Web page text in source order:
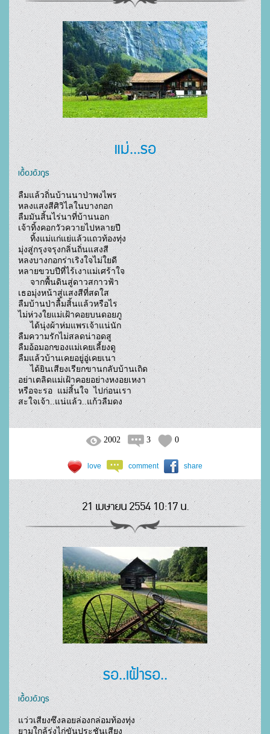
แม่...รอ
เอื้องอังกูร
ลืมแล้วถิ่นบ้านนาป่าพงไพร
หลงแสงสีศิวิไลในบางกอก
ลืมมันสิ้นไร่นาที่บ้านนอก
เจ้าทิ้งคอกวัวควายไปหลายปี
     ทิ้งแม่แก่แย่แล้วแถวท้องทุ่ง
มุ่งสู่กรุงจรุงกลิ่นถิ่นแสงสี
หลงบางกอกร่าเริงใจไม่ใยดี
หลายขวบปีที่ไร้เงาแม่เศร้าใจ
     จากพื้นดินสู่ดาวสกาวฟ้า
เธอมุ่งหน้าสู่แสงสีที่สดใส
ลืมบ้านป่าลื้มสิ้นแล้วหรือไร
ไม่ห่วงใยแม่เฝ้าคอยบนดอยภู
     ได้นุ่งผ้าห่มแพรเจ้าแน่นัก
ลืมความรักไม่สลดน่าอดสู
ลืมอ้อมอกของแม่เคยเลี้ยงดู
ลืมแล้วบ้านเคยอยู่อู่เคยเนา
     ได้ยินเสียงเรียกขานกลับบ้านเถิด
อย่าเตลิดแม่เฝ้าคอยอย่างหงอยเหงา
หรือจะรอ  แม่สิ้นใจ  ไปก่อนเรา
สะใจเจ้า..แน่แล้ว..แก้วลืมดง
2002 3 0
love comment share
21 เมษายน 2554 10:17 น.
รอ..เฝ้ารอ..
เอื้องอังกูร
แว่วเสียงซึงลอยล่องกล่อมท้องทุ่ง
ยามใกล้รุ่งไก่ขันประชันเสียง